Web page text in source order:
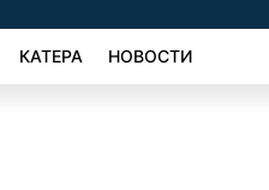
КАТЕРА НОВОСТИ